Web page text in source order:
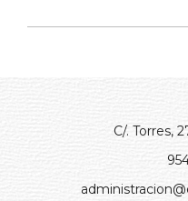
C/. Torres,